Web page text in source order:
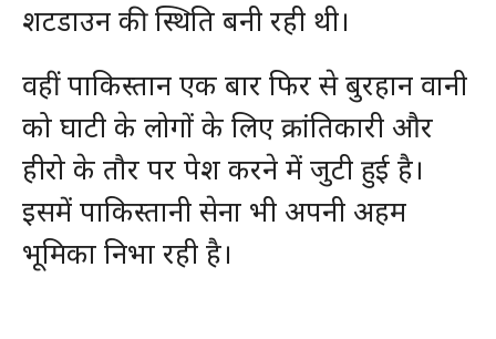
शटडाउन की स्थिति बनी रही थी।
वहीं पाकिस्तान एक बार फिर से बुरहान वानी
को घाटी के लोगों के लिए क्रांतिकारी और
हीरो के तौर पर पेश करने में जुटी हुई है।
इसमें पाकिस्तानी सेना भी अपनी अहम
भूमिका निभा रही है।